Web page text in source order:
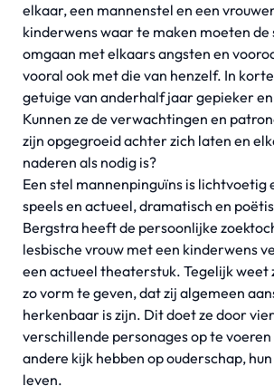
elkaar, een mannenstel en een
kinderwens waar te maken moeten
omgaan met elkaars angsten en
vooral ook met die van henzelf. In
getuige van anderhalf jaar gepieker
Kunnen ze de verwachtingen en
zijn opgegroeid achter zich laten en
naderen als nodig is?
Een stel mannenpinguïns is lichtvoetig
speels en actueel, dramatisch en
Bergstra heeft de persoonlijke
lesbische vrouw met een kinderwens
een actueel theaterstuk. Tegelijk weet
zo vorm te geven, dat zij algemeen
herkenbaar is zijn. Dit doet ze door
verschillende personages op te
andere kijk hebben op ouderschap,
leven.